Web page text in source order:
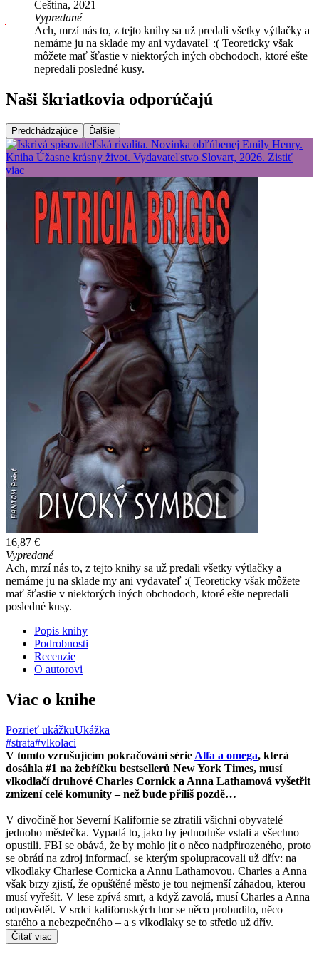
Čeština, 2021
Vypredané
Ach, mrzí nás to, z tejto knihy sa už predali všetky výtlačky a
nemáme ju na sklade my ani vydavateľ :( Teoreticky však
môžete mať šťastie v niektorých iných obchodoch, ktoré ešte
nepredali posledné kusy.
Naši škriatkovia odporúčajú
Predchádzajúce Ďalšie
16,87 €
Vypredané
Ach, mrzí nás to, z tejto knihy sa už predali všetky výtlačky a
nemáme ju na sklade my ani vydavateľ :( Teoreticky však môžete
mať šťastie v niektorých iných obchodoch, ktoré ešte nepredali
posledné kusy.
Popis knihy
Podrobnosti
Recenzie
O autorovi
Viac o knihe
Pozrieť ukážkuUkážka
#strata#vlkolaci
V tomto vzrušujícím pokračování série Alfa a omega, která
dosáhla #1 na žebříčku bestsellerů New York Times, musí
vlkodlačí druhové Charles Cornick a Anna Lathamová vyšetřit
zmizení celé komunity – než bude příliš pozdě…
V divočině hor Severní Kalifornie se ztratili všichni obyvatelé
jednoho městečka. Vypadá to, jako by jednoduše vstali a všechno
opustili. FBI se obává, že by mohlo jít o něco nadpřirozeného, proto
se obrátí na zdroj informací, se kterým spolupracovali už dřív: na
vlkodlaky Charlese Cornicka a Annu Lathamovou. Charles a Anna
však brzy zjistí, že opuštěné město je tou nejmenší záhadou, kterou
musí vyřešit. V lese zpívá smrt, a když zavolá, musí Charles a Anna
odpovědět. V srdci kalifornských hor se něco probudilo, něco
starého a nebezpečného – a s vlkodlaky se to střetlo už dřív.
Čítať viac